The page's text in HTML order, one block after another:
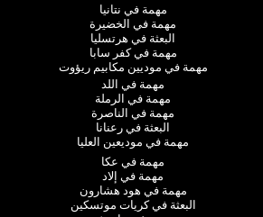
مهمة في نتانيا
مهمة في الخضيرة
البعثة في هرتسليا
مهمة في كفر سابا
مهمة في موديين مكابيم ريؤوت
مهمة في اللد
مهمة في الرملة
مهمة في الناصرة
البعثة في رعنانا
مهمة في موديعين العليا
مهمة في عكا
مهمة في إلاد
مهمة في هود هشارون
البعثة في كريات موتسكين